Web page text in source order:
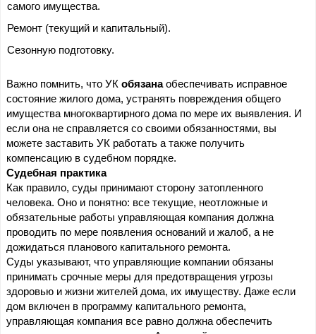
самого имущества.
Ремонт (текущий и капитальный).
Сезонную подготовку.
Важно помнить, что УК обязана обеспечивать исправное
состояние жилого дома, устранять повреждения общего
имущества многоквартирного дома по мере их выявления. И
если она не справляется со своими обязанностями, вы
можете заставить УК работать а также получить
компенсацию в судебном порядке.
Судебная практика
Как правило, суды принимают сторону затопленного
человека. Оно и понятно: все текущие, неотложные и
обязательные работы управляющая компания должна
проводить по мере появления оснований и жалоб, а не
дожидаться планового капитального ремонта.
Суды указывают, что управляющие компании обязаны
принимать срочные меры для предотвращения угрозы
здоровью и жизни жителей дома, их имуществу. Даже если
дом включен в программу капитального ремонта,
управляющая компания все равно должна обеспечить